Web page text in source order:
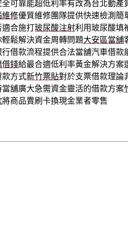
全可靠能超低利率有改為台北動產
維修優質維修團隊提供快速檢測簡
適合施打玻尿酸注射利用玻尿酸填
鬆解決資金周轉問題大安區當舖
借款流程提供合法當舖汽車借款
借錢給最合適低利率黃金解決方案
款方式新竹票貼對於支票借款理論
舖廣大急需資金靈活的借款方案
將商品賣刷卡換現金業者零售